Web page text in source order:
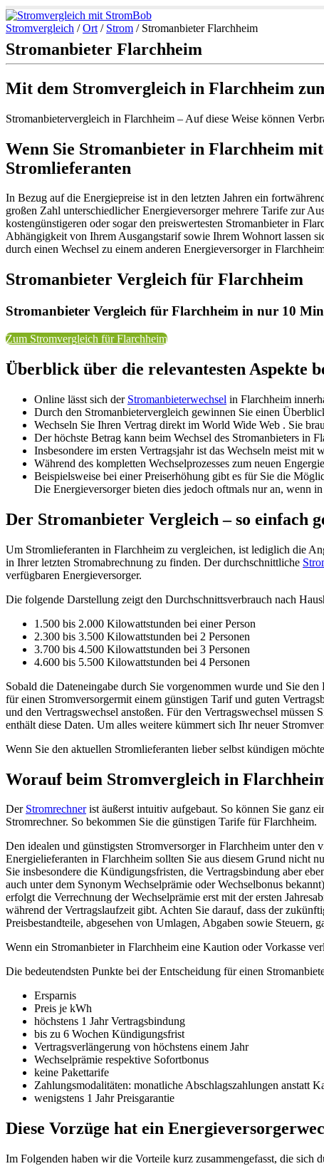
Stromvergleich /Ort / Strom / Stromanbieter Flarchheim
Stromanbieter Flarchheim
Mit dem Stromvergleich in Flarchheim
Stromanbietervergleich in Flarchheim – Auf diese Weise können
Wenn Sie Stromanbieter in Flarchheim
Stromlieferanten
In Bezug auf die Energiepreise ist in den letzten Jahren ein
großen Zahl unterschiedlicher Energieversorger mehrere Tarife zur
kostengünstigeren oder sogar den preiswertesten Stromanbieter in
Abhängigkeit von Ihrem Ausgangstarif sowie Ihrem Wohnort lassen
durch einen Wechsel zu einem anderen Energieversorger in
Stromanbieter Vergleich für Flarchheim
Stromanbieter Vergleich für Flarchheim in nur 10
Zum Stromvergleich für Flarchheim
Überblick über die relevantesten Aspekte
Online lässt sich der Stromanbieterwechsel in Flarchheim
Durch den Stromanbietervergleich gewinnen Sie einen
Wechseln Sie Ihren Vertrag direkt im World Wide Web . Sie
Der höchste Betrag kann beim Wechsel des Stromanbieters in
Insbesondere im ersten Vertragsjahr ist das Wechseln meist
Während des kompletten Wechselprozesses zum neuen
Beispielsweise bei einer Preiserhöhung gibt es für Sie die
Die Energieversorger bieten dies jedoch oftmals nur an, wenn
Der Stromanbieter Vergleich – so einfach
Um Stromlieferanten in Flarchheim zu vergleichen, ist lediglich die
in Ihrer letzten Stromabrechnung zu finden. Der durchschnittliche
verfügbaren Energieversorger.
Die folgende Darstellung zeigt den Durchschnittsverbrauch nach
1.500 bis 2.000 Kilowattstunden bei einer Person
2.300 bis 3.500 Kilowattstunden bei 2 Personen
3.700 bis 4.500 Kilowattstunden bei 3 Personen
4.600 bis 5.500 Kilowattstunden bei 4 Personen
Sobald die Dateneingabe durch Sie vorgenommen wurde und Sie
für einen Stromversorgermit einem günstigen Tarif und guten
und den Vertragswechsel anstoßen. Für den Vertragswechsel
enthält diese Daten. Um alles weitere kümmert sich Ihr neuer
Wenn Sie den aktuellen Stromlieferanten lieber selbst kündigen
Worauf beim Stromvergleich in
Der Stromrechnerist äußerst intuitiv aufgebaut. So können Sie ganz
Stromrechner. So bekommen Sie die günstigen Tarife für Flarchheim.
Den idealen und günstigsten Stromversorger in Flarchheim unter
Energielieferanten in Flarchheim sollten Sie aus diesem Grund nicht
Sie insbesondere die Kündigungsfristen, die Vertragsbindung aber
auch unter dem Synonym Wechselprämie oder Wechselbonus
erfolgt die Verrechnung der Wechselprämie erst mit der ersten
während der Vertragslaufzeit gibt. Achten Sie darauf, dass der
Preisbestandteile, abgesehen von Umlagen, Abgaben sowie Steuern,
Wenn ein Stromanbieter in Flarchheim eine Kaution oder Vorkasse
Die bedeutendsten Punkte bei der Entscheidung für einen
Ersparnis
Preis je kWh
höchstens 1 Jahr Vertragsbindung
bis zu 6 Wochen Kündigungsfrist
Vertragsverlängerung von höchstens einem Jahr
Wechselprämie respektive Sofortbonus
keine Pakettarife
Zahlungsmodalitäten: monatliche Abschlagszahlungen anstatt
wenigstens 1 Jahr Preisgarantie
Diese Vorzüge hat ein
Im Folgenden haben wir die Vorteile kurz zusammengefasst, die sich